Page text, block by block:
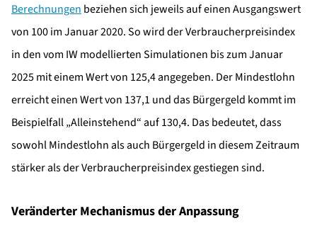
Berechnungen beziehen sich jeweils auf einen Ausgangswert
von 100 im Januar 2020. So wird der Verbraucherpreisindex
in den vom IW modellierten Simulationen bis zum Januar
2025 mit einem Wert von 125,4 angegeben. Der Mindestlohn
erreicht einen Wert von 137,1 und das Bürgergeld kommt im
Beispielfall „Alleinstehend“ auf 130,4. Das bedeutet, dass
sowohl Mindestlohn als auch Bürgergeld in diesem Zeitraum
stärker als der Verbraucherpreisindex gestiegen sind.
Veränderter Mechanismus der Anpassung